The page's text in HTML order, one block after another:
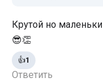
Крутой но
😎👏
Ответить
👍1